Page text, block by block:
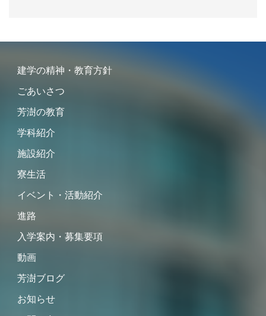
建学の精神・教育方針
ごあいさつ
芳澍の教育
学科紹介
施設紹介
寮生活
イベント・活動紹介
進路
入学案内・募集要項
動画
芳澍ブログ
お知らせ